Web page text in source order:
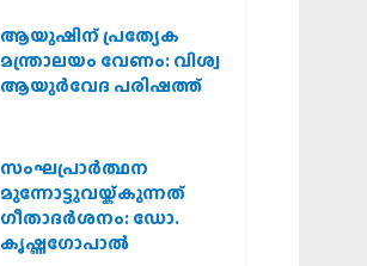
ആയുഷിന് പ്രത്യേക
മന്ത്രാലയം വേണം: വിശ്വ
ആയുര്‍വേദ പരിഷത്ത്
സംഘപ്രാര്‍ത്ഥന
മുന്നോട്ടുവയ്ക്കുന്നത്
ഗീതാദര്‍ശനം: ഡോ.
കൃഷ്ണഗോപാല്‍